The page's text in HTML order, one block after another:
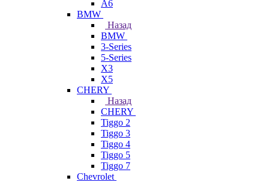
A6
BMW
Назад
BMW
3-Series
5-Series
X3
X5
CHERY
Назад
CHERY
Tiggo 2
Tiggo 3
Tiggo 4
Tiggo 5
Tiggo 7
Chevrolet